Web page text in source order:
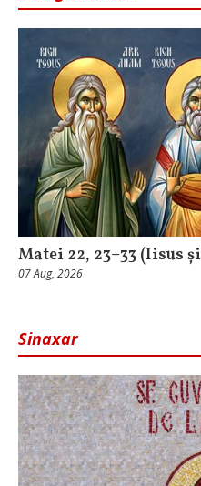
Matei 22, 23–33 (Iisus
07 Aug, 2026
Sinaxar